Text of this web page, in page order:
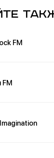
FM
FM